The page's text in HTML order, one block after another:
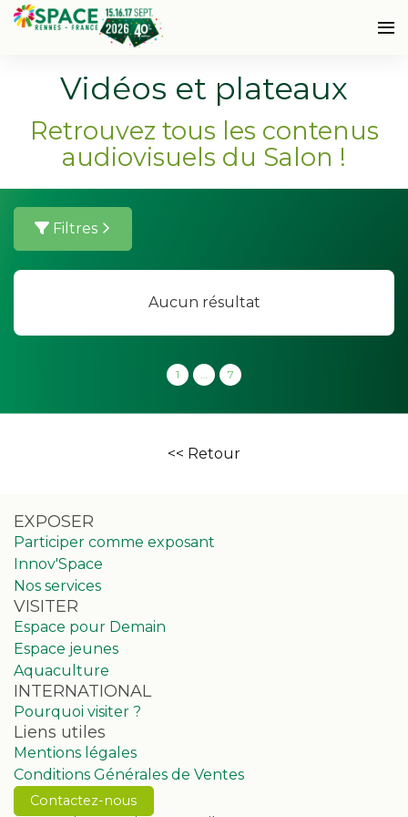
Vidéos et plateaux
Retrouvez tous les contenus
audiovisuels du Salon !
Filtres
Aucun résultat
1 … 7
<< Retour
EXPOSER
Participer comme exposant
Innov'Space
Nos services
VISITER
Espace pour Demain
Espace jeunes
Aquaculture
INTERNATIONAL
Pourquoi visiter ?
Liens utiles
Mentions légales
Conditions Générales de Ventes
Contactez-nous